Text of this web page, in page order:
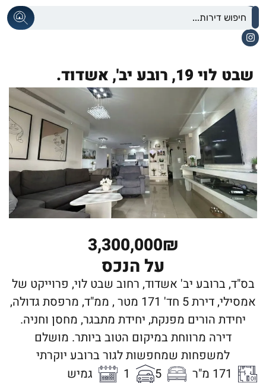
שבט לוי 19, רובע יב', אשדוד.
3,300,000₪
על הנכס
בס"ד, ברובע יב' אשדוד, רחוב שבט לוי, פרוייקט של
אמסילי, דירת 5 חד' 171 מטר , ממ"ד, מרפסת גדולה,
יחידת הורים מפנקת, יחידת מתבגר, מחסן וחניה.
דירה מרווחת במיקום הטוב ביותר. מושלם
למשפחות שמחפשות לגור ברובע יוקרתי
171 מ"ר
5
1 גמיש